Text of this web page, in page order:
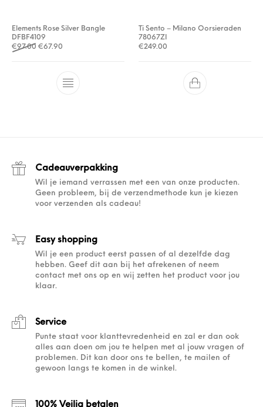
Elements Rose Silver Bangle
DFBF4109
€97.00 Oorspronkelijke prijs was: €97.00.
€67.90 Huidige prijs is: €67.90.
Ti Sento – Milano Oorsieraden
78067ZI
€249.00
Cadeauverpakking
Wil je iemand verrassen met een van onze producten.
Geen probleem, bij de verzendmethode kun je kiezen
voor verzenden als cadeau!
Easy shopping
Wil je een product eerst passen of al dezelfde dag
hebben. Geef dit aan bij het afrekenen of neem
contact met ons op en wij zetten het product voor jou
klaar.
Service
Punte staat voor klanttevredenheid en zal er dan ook
alles aan doen om jou te helpen met al jouw vragen of
problemen. Dit kan door ons te bellen, te mailen of
gewoon langs te komen in de winkel.
100% Veilig betalen